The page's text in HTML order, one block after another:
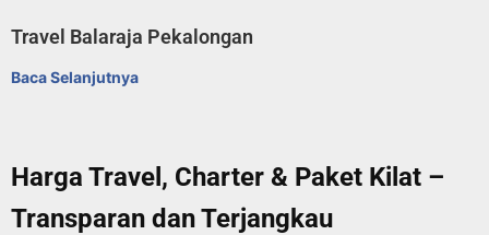
Travel Balaraja Pekalongan
Baca Selanjutnya
Harga Travel, Charter & Paket Kilat –
Transparan dan Terjangkau